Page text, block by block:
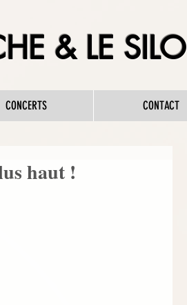
& LE SILO
haut !
CONCERTS CONTACT